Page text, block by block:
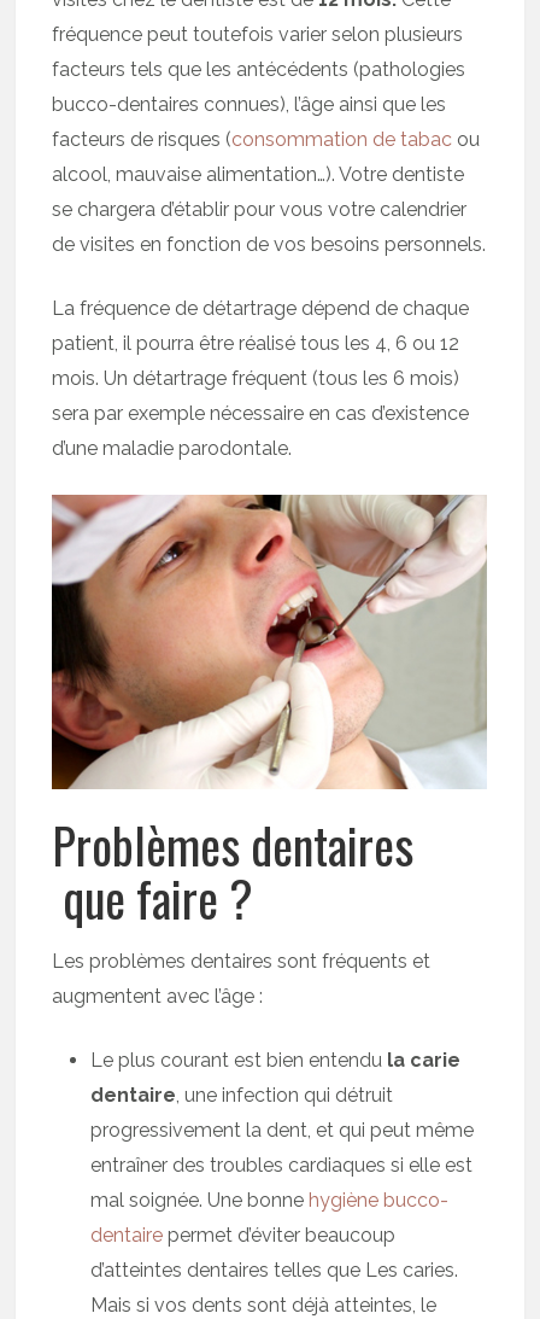
fréquence peut toutefois varier selon plusieurs
facteurs tels que les antécédents (pathologies
bucco-dentaires connues), l’âge ainsi que les
facteurs de risques (consommation de tabac ou
alcool, mauvaise alimentation…). Votre dentiste
se chargera d’établir pour vous votre calendrier
de visites en fonction de vos besoins personnels.
La fréquence de détartrage dépend de chaque
patient, il pourra être réalisé tous les 4, 6 ou 12
mois. Un détartrage fréquent (tous les 6 mois)
sera par exemple nécessaire en cas d’existence
d’une maladie parodontale.
Problèmes dentaires
que faire ?
Les problèmes dentaires sont fréquents et
augmentent avec l’âge :
Le plus courant est bien entendu la carie
dentaire, une infection qui détruit
progressivement la dent, et qui peut même
entraîner des troubles cardiaques si elle est
mal soignée. Une bonne hygiène bucco-
dentaire permet d’éviter beaucoup
d’atteintes dentaires telles que Les caries.
Mais si vos dents sont déjà atteintes, le